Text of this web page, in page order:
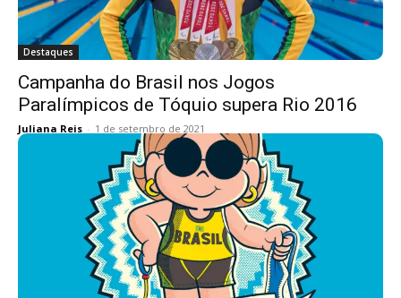
Destaques
Campanha do Brasil nos Jogos
Paralímpicos de Tóquio supera Rio 2016
Juliana Reis - 1 de setembro de 2021